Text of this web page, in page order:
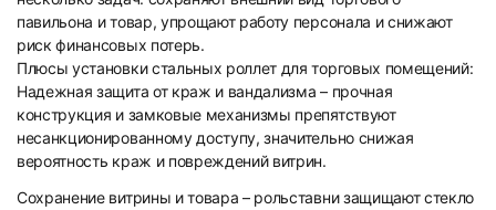
павильона и товар, упрощают работу персонала и снижают
риск финансовых потерь.
Плюсы установки стальных роллет для торговых помещений:
Надежная защита от краж и вандализма – прочная
конструкция и замковые механизмы препятствуют
несанкционированному доступу, значительно снижая
вероятность краж и повреждений витрин.
Сохранение витрины и товара – рольставни защищают стекло